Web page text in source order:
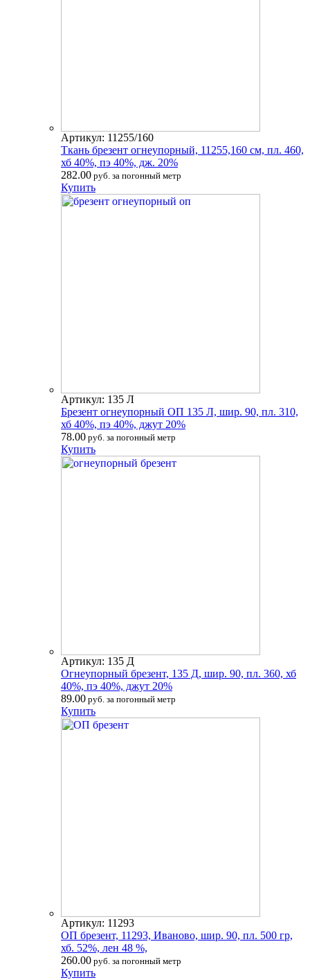
Артикул: 11255/160
Ткань брезент огнеупорный, 11255,160 см, пл. 460,
хб 40%, пэ 40%, дж. 20%
282.00 руб. за погонный метр
Купить
Артикул: 135 Л
Брезент огнеупорный ОП 135 Л, шир. 90, пл. 310,
хб 40%, пэ 40%, джут 20%
78.00 руб. за погонный метр
Купить
Артикул: 135 Д
Огнеупорный брезент, 135 Д, шир. 90, пл. 360, хб
40%, пэ 40%, джут 20%
89.00 руб. за погонный метр
Купить
Артикул: 11293
ОП брезент, 11293, Иваново, шир. 90, пл. 500 гр,
хб. 52%, лен 48 %,
260.00 руб. за погонный метр
Купить